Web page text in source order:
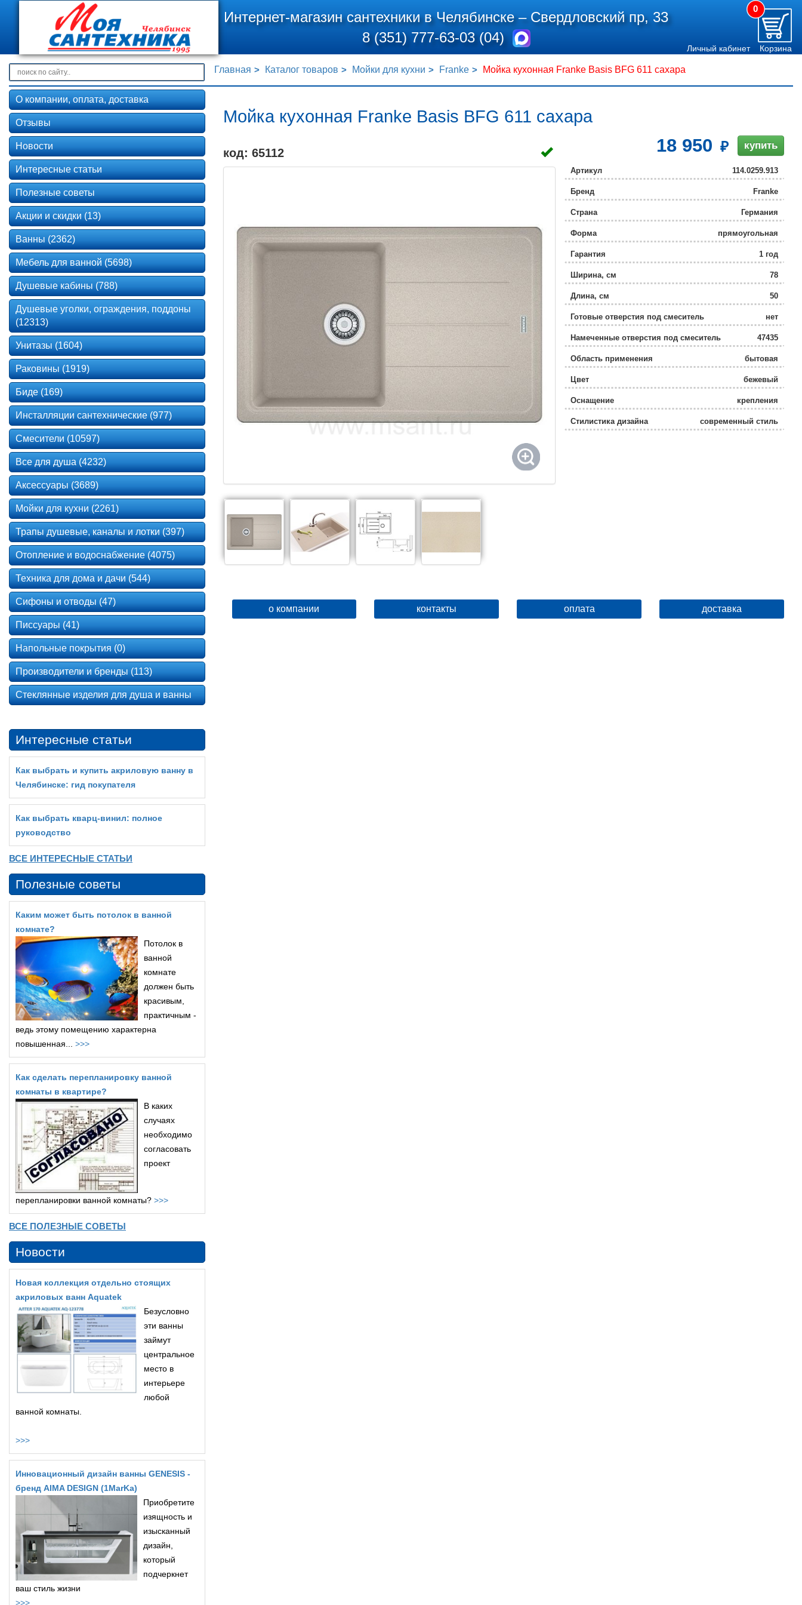
Интернет-магазин сантехники в Челябинске –Свердловский пр, 33
8 (351) 777-63-03 (04)
0
Личный кабинет Корзина
Главная Каталог товаров Мойки для кухни Franke Мойка кухонная Franke Basis BFG 611 сахара
Мойка кухонная Franke Basis BFG 611 сахара
код: 65112 18 950 купить
Артикул 114.0259.913
Бренд Franke
Страна Германия
Форма прямоугольная
Гарантия 1 год
Ширина, см 78
Длина, см 50
Готовые отверстия под смеситель нет
Намеченные отверстия под смеситель 47435
Область применения бытовая
Цвет бежевый
Оснащение крепления
Стилистика дизайна современный стиль
о компании контакты оплата доставка
О компании, оплата, доставка
Отзывы
Новости
Интересные статьи
Полезные советы
Акции и скидки (13)
Ванны (2362)
Мебель для ванной (5698)
Душевые кабины (788)
Душевые уголки, ограждения, поддоны
(12313)
Унитазы (1604)
Раковины (1919)
Биде (169)
Инсталляции сантехнические (977)
Смесители (10597)
Все для душа (4232)
Аксессуары (3689)
Мойки для кухни (2261)
Трапы душевые, каналы и лотки (397)
Отопление и водоснабжение (4075)
Техника для дома и дачи (544)
Сифоны и отводы (47)
Писсуары (41)
Напольные покрытия (0)
Производители и бренды (113)
Стеклянные изделия для душа и ванны
Интересные статьи
Как выбрать и купить акриловую ванну в
Челябинске: гид покупателя
Как выбрать кварц‑винил: полное
руководство
ВСЕ ИНТЕРЕСНЫЕ СТАТЬИ
Полезные советы
Каким может быть потолок в ванной
комнате?
Потолок в
ванной
комнате
должен быть
красивым,
практичным -
ведь этому помещению характерна
повышенная... >>>
Как сделать перепланировку ванной
комнаты в квартире?
В каких
случаях
необходимо
согласовать
проект
перепланировки ванной комнаты? >>>
ВСЕ ПОЛЕЗНЫЕ СОВЕТЫ
Новости
Новая коллекция отдельно стоящих
акриловых ванн Aquatek
Безусловно
эти ванны
займут
центральное
место в
интерьере
любой
ванной комнаты.
>>>
Инновационный дизайн ванны GENESIS -
бренд AIMA DESIGN (1MarKa)
Приобретите
изящность и
изысканный
дизайн,
который
подчеркнет
ваш стиль жизни
>>>